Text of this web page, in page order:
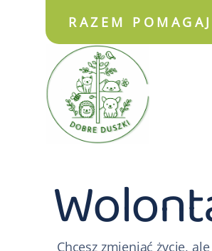
RAZEM
Chcesz zmieniać życie,